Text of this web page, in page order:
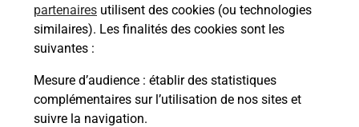
partenaires utilisent des cookies (ou technologies
similaires). Les finalités des cookies sont les
suivantes :
Mesure d’audience : établir des statistiques
complémentaires sur l’utilisation de nos sites et
suivre la navigation.
Boîte aux lettres La Poste
Le lien s'ouvre dans un nouvel onglet